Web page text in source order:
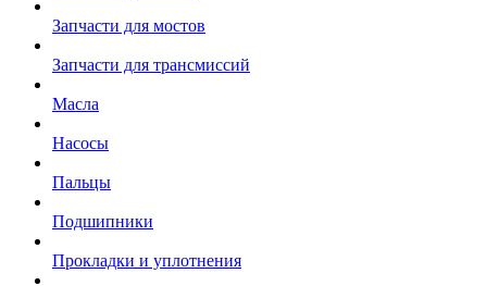
Запчасти для мостов
Запчасти для трансмиссий
Масла
Насосы
Пальцы
Подшипники
Прокладки и уплотнения